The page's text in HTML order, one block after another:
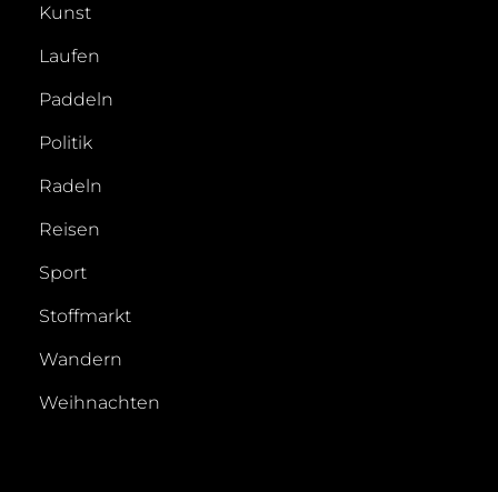
Kunst
Laufen
Paddeln
Politik
Radeln
Reisen
Sport
Stoffmarkt
Wandern
Weihnachten